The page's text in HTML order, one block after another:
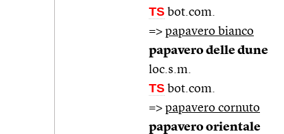
TS bot.com.
=> papavero bianco
papavero delle dune
loc.s.m.
TS bot.com.
=> papavero cornuto
papavero orientale